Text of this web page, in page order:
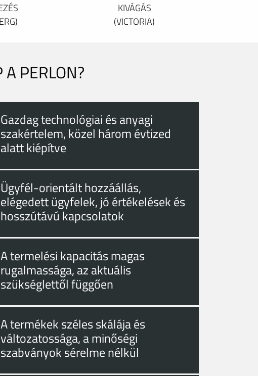
KIVÁGÁS
(VICTORIA)
PERLON?
Gazdag technológiai és anyagi
szakértelem, közel három évtized
alatt kiépítve
Ügyfél-orientált hozzáállás,
elégedett ügyfelek, jó értékelések és
hosszútávú kapcsolatok
A termelési kapacitás magas
rugalmassága, az aktuális
szükséglettől függően
A termékek széles skálája és
változatossága, a minőségi
szabványok sérelme nélkül